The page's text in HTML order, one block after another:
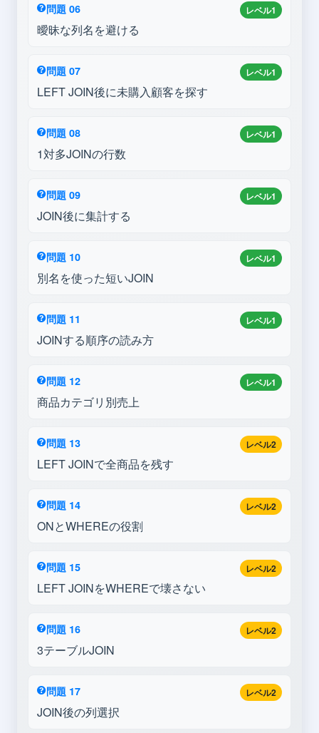
レベル1
問題 06
曖昧な列名を避ける
レベル1
問題 07
LEFT JOIN後に未購入顧客を探す
レベル1
問題 08
1対多JOINの行数
レベル1
問題 09
JOIN後に集計する
レベル1
問題 10
別名を使った短いJOIN
レベル1
問題 11
JOINする順序の読み方
レベル1
問題 12
商品カテゴリ別売上
レベル2
問題 13
LEFT JOINで全商品を残す
レベル2
問題 14
ONとWHEREの役割
レベル2
問題 15
LEFT JOINをWHEREで壊さない
レベル2
問題 16
3テーブルJOIN
レベル2
問題 17
JOIN後の列選択